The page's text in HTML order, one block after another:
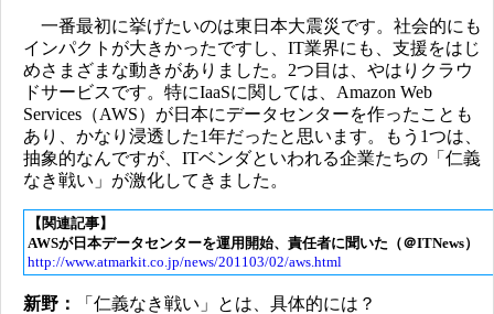
一番最初に挙げたいのは東日本大震災です。社会的にも
インパクトが大きかったですし、IT業界にも、支援をはじ
めさまざまな動きがありました。2つ目は、やはりクラウ
ドサービスです。特にIaaSに関しては、Amazon Web
Services（AWS）が日本にデータセンターを作ったことも
あり、かなり浸透した1年だったと思います。もう1つは、
抽象的なんですが、ITベンダといわれる企業たちの「仁義
なき戦い」が激化してきました。
【関連記事】
AWSが日本データセンターを運用開始、責任者に聞いた（＠ITNews）
http://www.atmarkit.co.jp/news/201103/02/aws.html
新野： 「仁義なき戦い」とは、具体的には？